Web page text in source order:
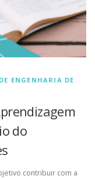
ENGENHARIA DE
do
contribuir com a